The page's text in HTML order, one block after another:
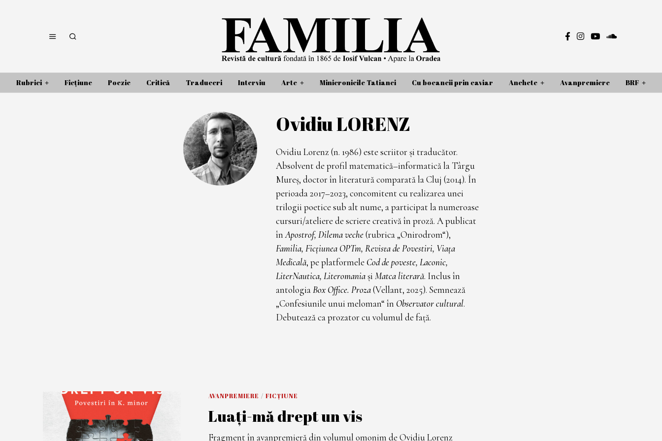
Rubrici Ficțiune Poezie Critică Traduceri Interviu Arte Minicronicile Tatianei Cu bocancii prin caviar Anchete Avanpremiere BRF
Ovidiu LORENZ
Ovidiu Lorenz (n. 1986) este scriitor și traducător.
Absolvent de profil matematică–informatică la Târgu
Mureș, doctor în literatură comparată la Cluj (2014). În
perioada 2017–2023, concomitent cu realizarea unei
trilogii poetice sub alt nume, a participat la numeroase
cursuri/ateliere de scriere creativă în proză. A publicat
înApostrof, Dilema veche(rubrica „Onirodrom“),
Familia, Ficțiunea OPTm, Revista de Povestiri, Viața
Medicală, pe platformele Cod de poveste, Laconic,
LiterNautica, Literomania și Matca literară. Inclus în
antologiaBox Office. Proza(Vellant, 2025). Semnează
„Confesiunile unui meloman“ în Observator cultural.
Debutează ca prozator cu volumul de față.
AVANPREMIERE / FICȚIUNE
Luați-mă drept un vis
Fragment în avanpremieră din volumul omonim de Ovidiu Lorenz